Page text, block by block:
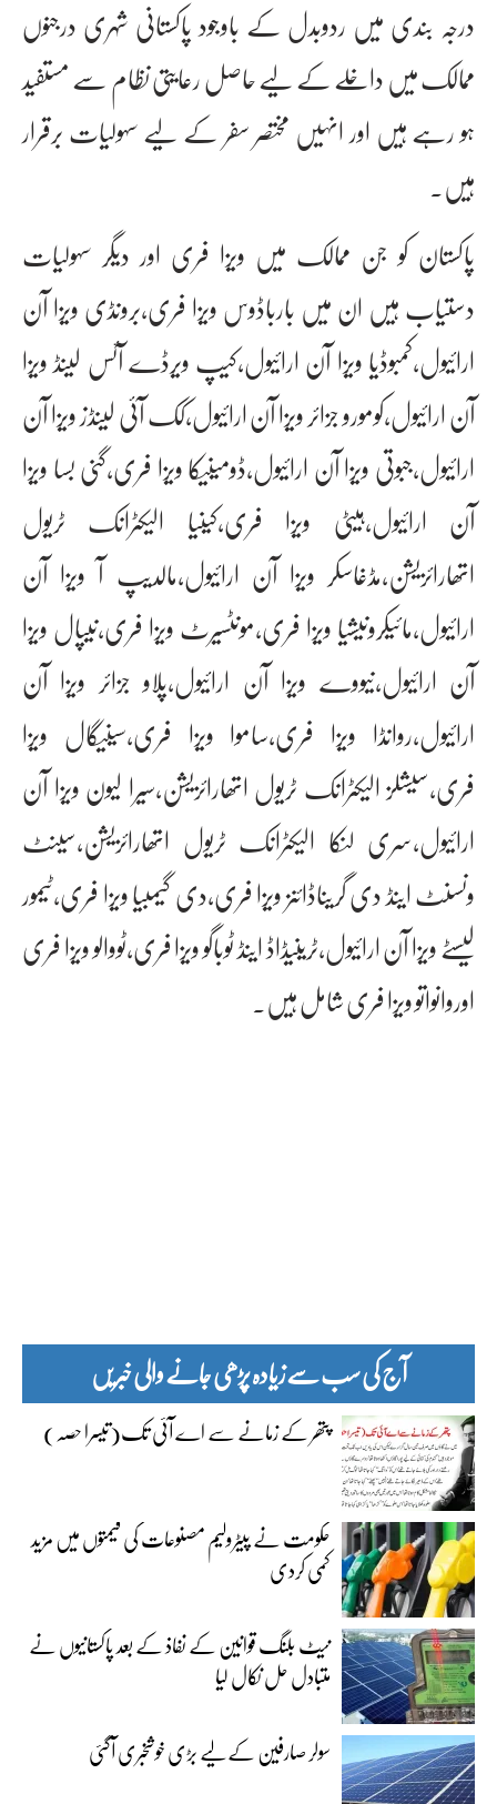
درجہ بندی میں ردوبدل کے باوجود پاکستانی شہری درجنوں
ممالک میں داخلے کے لیے حاصل رعایتی نظام سے مستفید
ہو رہے ہیں اور انہیں مختصر سفر کے لیے سہولیات برقرار
ہیں۔
پاکستان کو جن ممالک میں ویزا فری اور دیگر سہولیات
دستیاب ہیں ان میں بارباڈوس ویزا فری،برونڈی ویزا آن
ارائیول،کمبوڈیا ویزا آن ارائیول،کیپ ویرڈے آئس لینڈ ویزا
آن ارائیول،کومورو جزائر ویزا آن ارائیول،کک آئی لینڈز ویزا آن
ارائیول،جبوتی ویزا آن ارائیول،ڈومینیکا ویزا فری،گنی بسا ویزا
آن ارائیول،ہیٹی ویزا فری،کینیا الیکٹرانک ٹریول
اتھارائزیشن،مڈغاسکر ویزا آن ارائیول،مالدیپ آ ویزا آن
ارائیول،مائیکرونیشیا ویزا فری،مونٹسیرٹ ویزا فری،نیپال ویزا
آن ارائیول،نیووے ویزا آن ارائیول،پلاو جزائر ویزا آن
ارائیول،روانڈا ویزا فری،ساموا ویزا فری،سینیگال ویزا
فری،سیشلز الیکٹرانک ٹریول اتھارائزیشن،سیرا لیون ویزا آن
ارائیول،سری لنکا الیکٹرانک ٹریول اتھارائزیشن،سینٹ
ونسنٹ اینڈ دی گریناڈائنز ویزا فری،دی گیمبیا ویزا فری،ٹیمور
لیسٹے ویزا آن ارائیول،ٹرینیڈاڈ اینڈ ٹوباگو ویزا فری،ٹووالو ویزا فری
اوروانواتو ویزا فری شامل ہیں۔
آج کی سب سے زیادہ پڑھی جانے والی خبریں
پتھر کے زمانے سے اے آئی تک(تیسرا حصہ)
حکومت نے پیٹرولیم مصنوعات کی قیمتوں میں مزید
کمی کردی
نیٹ بلنگ قوانین کے نفاذ کے بعد پاکستانیوں نے
متبادل حل نکال لیا
سولر صارفین کے لیے بڑی خوشخبری آگئی